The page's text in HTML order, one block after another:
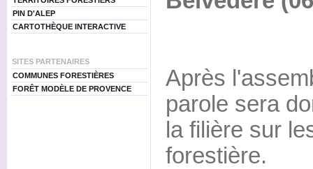
PIN D'ALEP
CARTOTHÈQUE INTERACTIVE
SITES PARTENAIRES
COMMUNES FORESTIÈRES
FORÊT MODÈLE DE PROVENCE
Après
parole sera
la filière sur
forestière.